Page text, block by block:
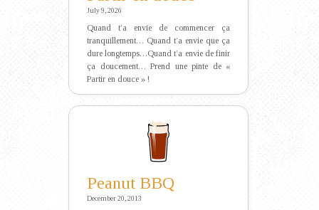
July 9, 2026
Quand t’a envie de commencer ça
tranquillement… Quand t’a envie que ça
dure longtemps…Quand t’a envie de finir
ça doucement… Prend une pinte de «
Partir en douce » !
Peanut BBQ
December 20, 2013